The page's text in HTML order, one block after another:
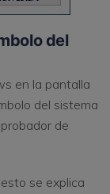
del
en la pantalla
del sistema
de
se explica